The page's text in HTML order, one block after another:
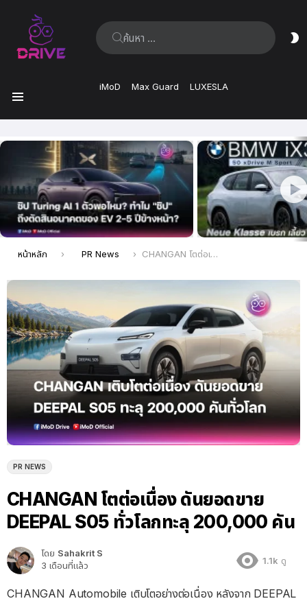
ค้นหา:
iMoD Max Guard LUXESLA
ล่าสุด
คุณอยู่ที่นี่:
หน้าหลัก PR News CHANGAN โตต่อเนื่อง ดันยอดขาย DEEPAL S05 ทั่วโลกทะลุ 200,000 คัน
PR NEWS
CHANGAN โตต่อเนื่อง ดันยอดขาย
DEEPAL S05 ทั่วโลกทะลุ 200,000 คัน
โดย Sahakrit S
3 เดือนที่แล้ว
1.1k ดู
CHANGAN Automobile เติบโตอย่างต่อเนื่อง หลังจาก DEEPAL